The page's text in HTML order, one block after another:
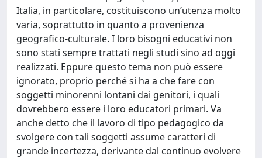
Italia, in particolare, costituiscono un’utenza molto
varia, soprattutto in quanto a provenienza
geografico-culturale. I loro bisogni educativi non
sono stati sempre trattati negli studi sino ad oggi
realizzati. Eppure questo tema non può essere
ignorato, proprio perché si ha a che fare con
soggetti minorenni lontani dai genitori, i quali
dovrebbero essere i loro educatori primari. Va
anche detto che il lavoro di tipo pedagogico da
svolgere con tali soggetti assume caratteri di
grande incertezza, derivante dal continuo evolvere